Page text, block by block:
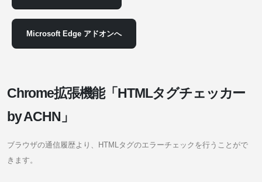
Microsoft Edge アドオンへ
Chrome拡張機能「HTMLタグチェッカー
by ACHN」
ブラウザの通信履歴より、HTMLタグのエラーチェックを行うことがで
きます。